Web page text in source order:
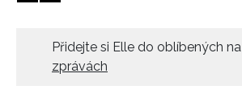
Přidejte si Elle do oblíbených na
zprávách